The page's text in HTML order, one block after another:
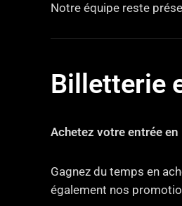
Notre équipe reste
Billetterie
Achetez votre entrée en
Gagnez du temps en
également nos